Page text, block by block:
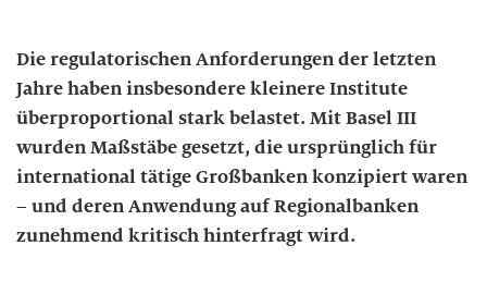
Die regulatorischen Anforderungen der letzten
Jahre haben insbesondere kleinere Institute
überproportional stark belastet. Mit Basel III
wurden Maßstäbe gesetzt, die ursprünglich für
international tätige Großbanken konzipiert waren
– und deren Anwendung auf Regionalbanken
zunehmend kritisch hinterfragt wird.